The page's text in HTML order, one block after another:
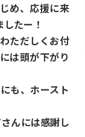
め、応援に来
たー！
ただしくお付
は頭が下がり
も、ホースト
んには感謝し